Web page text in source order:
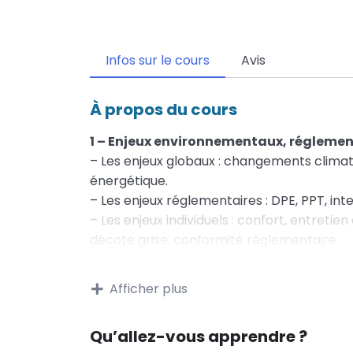
Infos sur le cours Avis
À propos du cours
1 – Enjeux environnementaux,
– Les enjeux globaux : changements
énergétique.
– Les enjeux réglementaires : DPE, PPT,
– Les enjeux individuels : confort,
décote grise, conformité réglementaire.
parc BBC en 2050.
– Consommation d’énergie d’un
2 – Connaître le rôle des différents
Afficher plus
Qu’allez-vous apprendre ?